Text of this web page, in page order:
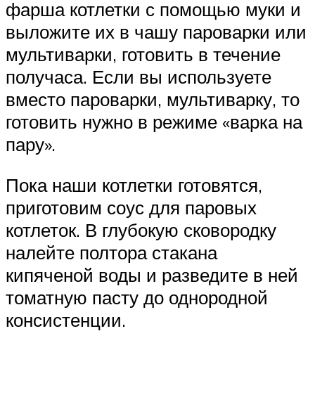
фарша котлетки с помощью муки и
выложите их в чашу пароварки или
мультиварки, готовить в течение
получаса. Если вы используете
вместо пароварки, мультиварку, то
готовить нужно в режиме «варка на
пару».
Пока наши котлетки готовятся,
приготовим соус для паровых
котлеток. В глубокую сковородку
налейте полтора стакана
кипяченой воды и разведите в ней
томатную пасту до однородной
консистенции.